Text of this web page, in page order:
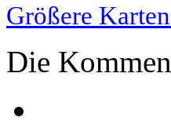
Größere
Die